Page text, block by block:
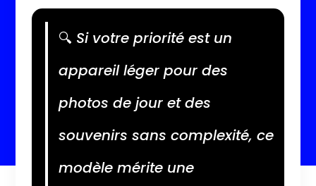
🔍 Si votre priorité est un
appareil léger pour des
photos de jour et des
souvenirs sans complexité, ce
modèle mérite une